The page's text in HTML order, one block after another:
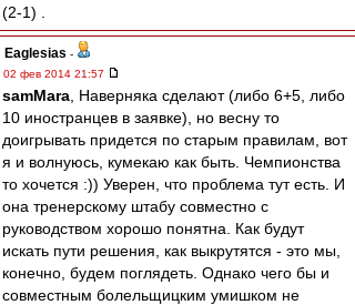
(2-1) .
Eaglesias -
02 фев 2014 21:57
samMara , Наверняка сделают (либо 6+5, либо
10 иностранцев в заявке), но весну то
доигрывать придется по старым правилам, вот
я и волнуюсь, кумекаю как быть. Чемпионства
то хочется :)) Уверен, что проблема тут есть. И
она тренерскому штабу совместно с
руководством хорошо понятна. Как будут
искать пути решения, как выкрутятся - это мы,
конечно, будем поглядеть. Однако чего бы и
совместным болельщицким умишком не